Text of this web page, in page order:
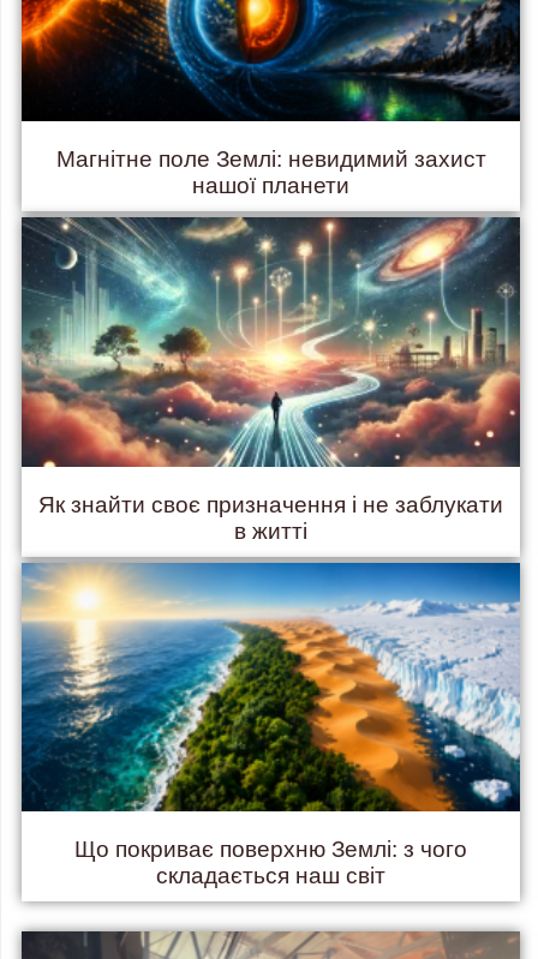
Магнітне поле Землі: невидимий захист
нашої планети
Як знайти своє призначення і не заблукати
в житті
Що покриває поверхню Землі: з чого
складається наш світ